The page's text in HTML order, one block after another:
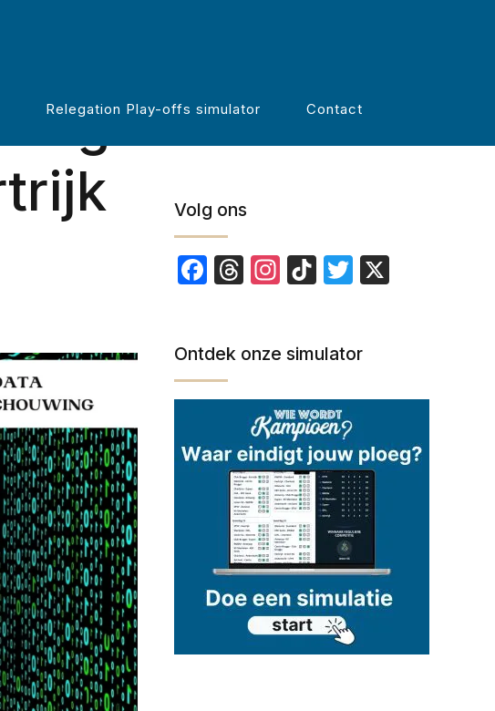
Relegation Play-offs simulator Contact
Volg ons
Facebook
Threads
Instagram
TikTokTwitter
Ontdek onze simulator